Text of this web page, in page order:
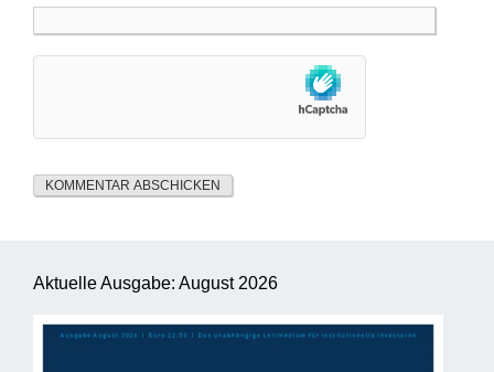
Aktuelle Ausgabe: August 2026